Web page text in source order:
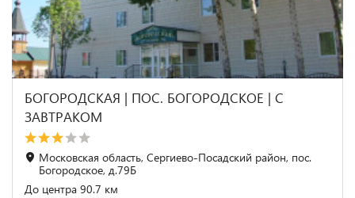
БОГОРОДСКАЯ | ПОС. БОГОРОДСКОЕ | С
ЗАВТРАКОМ
Московская область, Сергиево-Посадский район, пос.
Богородское, д.79Б
До центра 90.7 км